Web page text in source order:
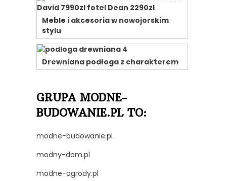
Meble i akcesoria w nowojorskim
stylu
Drewniana podłoga z charakterem
GRUPA MODNE-
BUDOWANIE.PL TO:
modne-budowanie.pl
modny-dom.pl
modne-ogrody.pl